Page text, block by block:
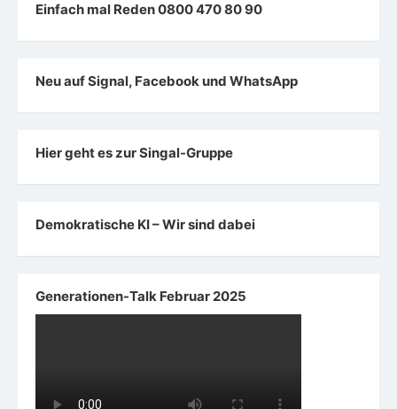
Einfach mal Reden 0800 470 80 90
Neu auf Signal, Facebook und WhatsApp
Hier geht es zur Singal-Gruppe
Demokratische KI – Wir sind dabei
Generationen-Talk Februar 2025